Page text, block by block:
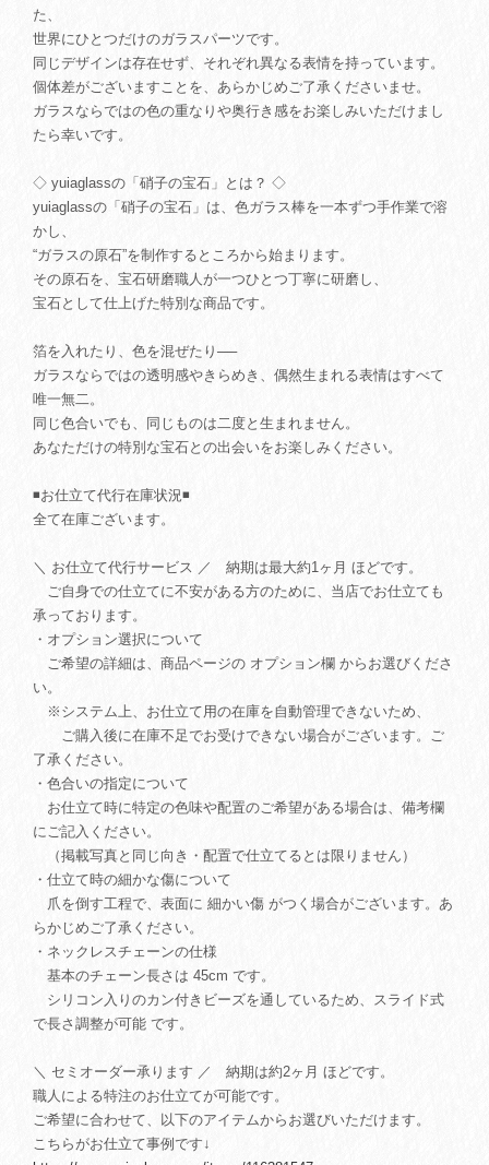
た、
世界にひとつだけのガラスパーツです。
同じデザインは存在せず、それぞれ異なる表情を持っています。
個体差がございますことを、あらかじめご了承くださいませ。
ガラスならではの色の重なりや奥行き感をお楽しみいただけまし
たら幸いです。
◇ yuiaglassの「硝子の宝石」とは？ ◇
yuiaglassの「硝子の宝石」は、色ガラス棒を一本ずつ手作業で溶
かし、
“ガラスの原石”を制作するところから始まります。
その原石を、宝石研磨職人が一つひとつ丁寧に研磨し、
宝石として仕上げた特別な商品です。
箔を入れたり、色を混ぜたり──
ガラスならではの透明感やきらめき、偶然生まれる表情はすべて
唯一無二。
同じ色合いでも、同じものは二度と生まれません。
あなただけの特別な宝石との出会いをお楽しみください。
◾️お仕立て代行在庫状況◾️
全て在庫ございます。
＼ お仕立て代行サービス ／ 納期は最大約1ヶ月 ほどです。
ご自身での仕立てに不安がある方のために、当店でお仕立ても
承っております。
・オプション選択について
ご希望の詳細は、商品ページの オプション欄 からお選びくださ
い。
※システム上、お仕立て用の在庫を自動管理できないため、
ご購入後に在庫不足でお受けできない場合がございます。ご
了承ください。
・色合いの指定について
お仕立て時に特定の色味や配置のご希望がある場合は、備考欄
にご記入ください。
（掲載写真と同じ向き・配置で仕立てるとは限りません）
・仕立て時の細かな傷について
爪を倒す工程で、表面に 細かい傷 がつく場合がございます。あ
らかじめご了承ください。
・ネックレスチェーンの仕様
基本のチェーン長さは 45cm です。
シリコン入りのカン付きビーズを通しているため、スライド式
で長さ調整が可能 です。
＼ セミオーダー承ります ／ 納期は約2ヶ月 ほどです。
職人による特注のお仕立てが可能です。
ご希望に合わせて、以下のアイテムからお選びいただけます。
こちらがお仕立て事例です↓